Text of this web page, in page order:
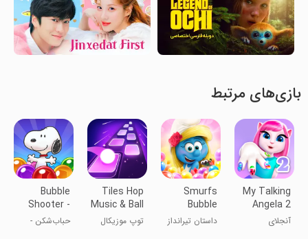
بازی‌های مرتبط
My Talking
Angela 2
آنجلای
Smurfs
Bubble
Shooter
داستان تیرانداز
Tiles Hop
Music & Ball
Game
توپ موزیکال
Bubble
Shooter -
Snoopy
حباب‌شکن -